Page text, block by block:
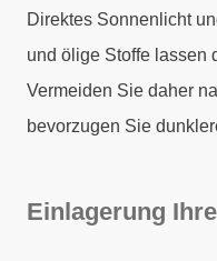
Direktes Sonnenlicht
und ölige Stoffe lassen
Vermeiden Sie daher
bevorzugen Sie
Einlagerung